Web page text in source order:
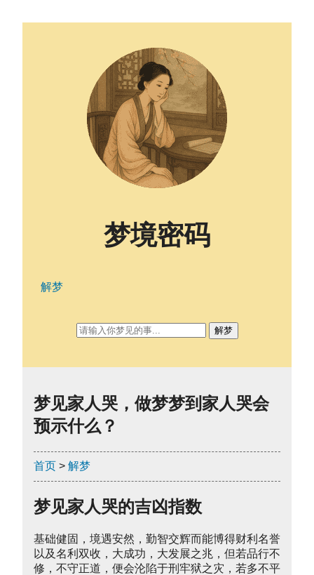
梦见家人哭，做梦梦到家人哭会
预示什么？
首页 > 解梦
梦见家人哭的吉凶指数
基础健固，境遇安然，勤智交辉而能博得财利名誉
以及名利双收，大成功，大发展之兆，但若品行不
修，不守正道，便会沦陷于刑牢狱之灾，若多不平
梦境密码
解梦
解梦